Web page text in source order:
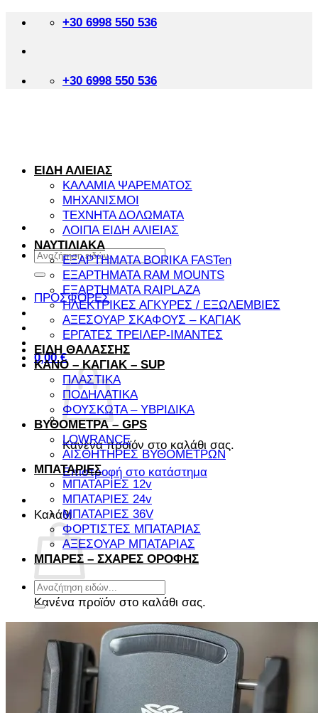
Μετάβαση
περιεχόμενο
+30 6998 550 536
+30 6998 550 536
Αναζήτηση
ΠΡΟΣΦΟΡΕΣ
0,00€
Κανένα προϊόν στο καλάθι σας.
Επιστροφή στο κατάστημα
Καλάθι
Κανένα προϊόν στο καλάθι σας.
Επιστροφή στο κατάστημα
ΕΙΔΗ ΑΛΙΕΙΑΣ
ΚΑΛΑΜΙΑ ΨΑΡΕΜΑΤΟΣ
ΜΗΧΑΝΙΣΜΟΙ
ΤΕΧΝΗΤΑ ΔΟΛΩΜΑΤΑ
ΛΟΙΠΑ ΕΙΔΗ ΑΛΙΕΙΑΣ
ΝΑΥΤΙΛΙΑΚΑ
ΕΞΑΡΤΗΜΑΤΑ BORIKA FASTen
ΕΞΑΡΤΗΜΑΤΑ RAM MOUNTS
ΕΞΑΡΤHΜΑΤΑ RAIPLAZA
ΗΛΕΚΤΡΙΚΕΣ ΑΓΚΥΡΕΣ / ΕΞΩΛΕΜΒΙΕΣ
ΑΞΕΣΟΥΑΡ ΣΚΑΦΟΥΣ – ΚΑΓΙΑΚ
ΕΡΓΑΤΕΣ ΤΡΕΙΛΕΡ-ΙΜΑΝΤΕΣ
ΕΙΔΗ ΘΑΛΑΣΣΗΣ
ΚΑΝΟ – ΚΑΓΙΑΚ – SUP
ΠΛΑΣΤΙΚΑ
ΠΟΔΗΛΑΤΙΚΑ
ΦΟΥΣΚΩΤΑ – ΥΒΡΙΔΙΚΑ
ΒΥΘΟΜΕΤΡΑ – GPS
LOWRANCE
ΑΙΣΘΗΤΗΡΕΣ ΒΥΘΟΜΕΤΡΩΝ
ΜΠΑΤΑΡΙΕΣ
ΜΠΑΤΑΡΙΕΣ 12v
ΜΠΑΤΑΡΙΕΣ 24v
ΜΠΑΤΑΡΙΕΣ 36V
ΦΟΡΤΙΣΤΕΣ ΜΠΑΤΑΡΙΑΣ
ΑΞΕΣΟΥΑΡ ΜΠΑΤΑΡΙΑΣ
ΜΠΑΡΕΣ – ΣΧΑΡΕΣ ΟΡΟΦΗΣ
Αναζήτηση
για: